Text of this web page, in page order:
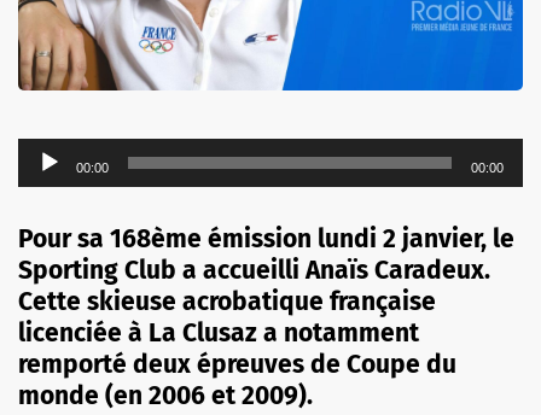
Lecteur
audio
00:00 00:00
Pour sa 168ème émission lundi 2 janvier, le
Sporting Club a accueilli Anaïs Caradeux.
Cette skieuse acrobatique française
licenciée à La Clusaz a notamment
remporté deux épreuves de Coupe du
monde (en 2006 et 2009).